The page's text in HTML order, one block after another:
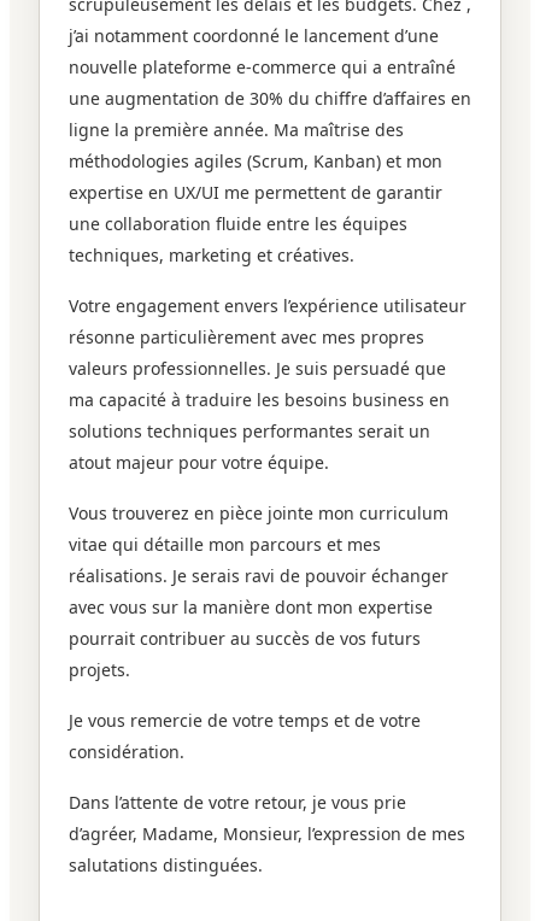
j’ai notamment coordonné le lancement d’une
nouvelle plateforme e-commerce qui a entraîné
une augmentation de 30% du chiffre d’affaires en
ligne la première année. Ma maîtrise des
méthodologies agiles (Scrum, Kanban) et mon
expertise en UX/UI me permettent de garantir
une collaboration fluide entre les équipes
techniques, marketing et créatives.
Votre engagement envers l’expérience utilisateur
résonne particulièrement avec mes propres
valeurs professionnelles. Je suis persuadé que
ma capacité à traduire les besoins business en
solutions techniques performantes serait un
atout majeur pour votre équipe.
Vous trouverez en pièce jointe mon curriculum
vitae qui détaille mon parcours et mes
réalisations. Je serais ravi de pouvoir échanger
avec vous sur la manière dont mon expertise
pourrait contribuer au succès de vos futurs
projets.
Je vous remercie de votre temps et de votre
considération.
Dans l’attente de votre retour, je vous prie
d’agréer, Madame, Monsieur, l’expression de mes
salutations distinguées.